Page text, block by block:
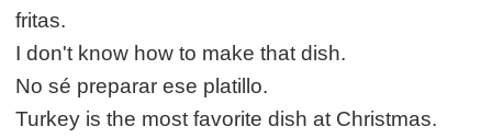
fritas.
I don't know how to make that dish.
No sé preparar ese platillo.
Turkey is the most favorite dish at Christmas.